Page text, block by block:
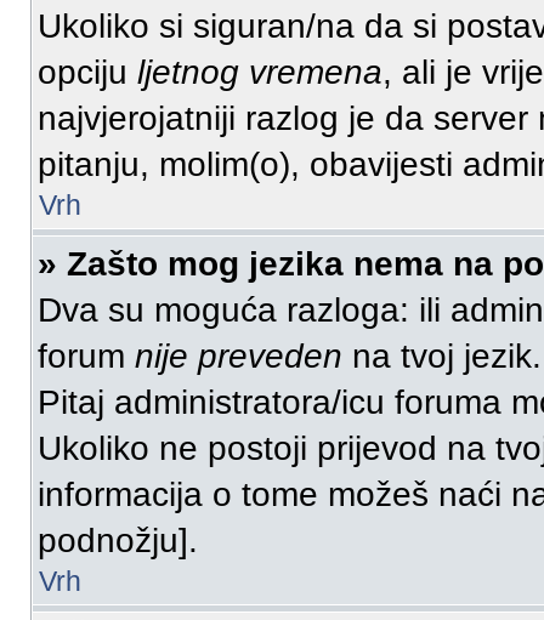
Ukoliko si siguran/na da si
opciju ljetnog vremena, ali je
najvjerojatniji razlog je da
pitanju, molim(o), obavijesti
Vrh
» Zašto mog jezika nema na
Dva su moguća razloga: ili
forum nije preveden na tvoj jezik.
Pitaj administratora/icu foruma
Ukoliko ne postoji prijevod na
informacija o tome možeš naći
podnožju].
Vrh